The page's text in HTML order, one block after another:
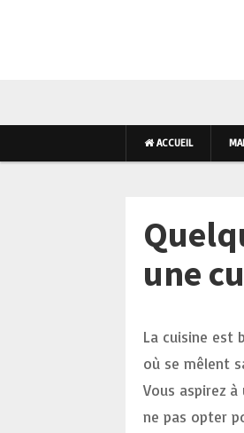
ACCUEIL
une
La cuisine est
où se mêlent
Vous aspirez
ne pas opter